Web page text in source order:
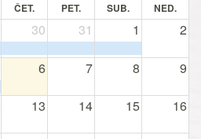
ČET. PET. SUB. NED.
30 31 1 2
6 7 8 9
13 14 15 16